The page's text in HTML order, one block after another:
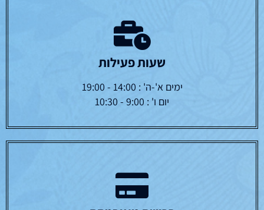
שעות פעילות
ימים א'-ה' : 14:00 - 19:00
יום ו' : 9:00 - 10:30